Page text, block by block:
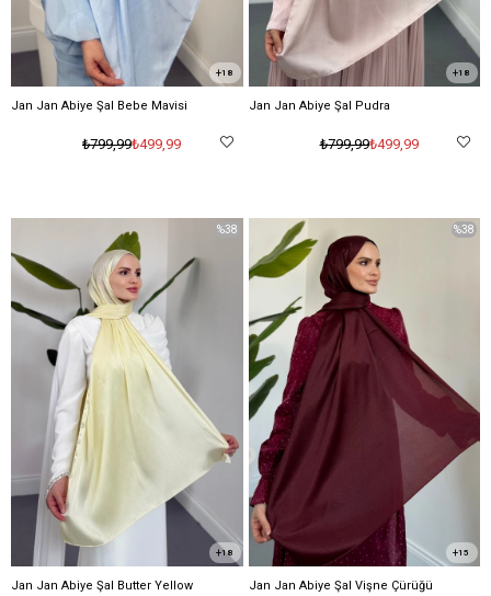
Jan Jan Abiye Şal Bebe Mavisi
₺499,99
₺799,99
18
Jan Jan Abiye Şal Pudra
₺499,99
₺799,99
18
Jan Jan Abiye Şal Butter Yellow
18
%38
Jan Jan Abiye Şal Vişne Çürüğü
15
%38